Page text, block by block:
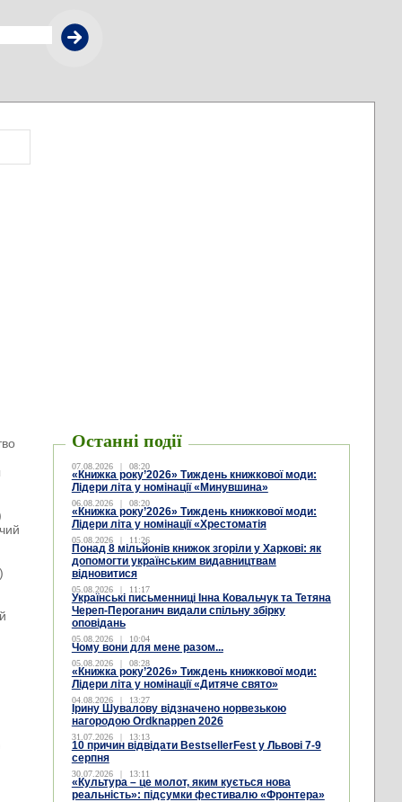
)
Останні події
07.08.2026 | 08:20
«Книжка року’2026» Тиждень книжкової моди:
Лідери літа у номінації «Минувшина»
06.08.2026 | 08:20
«Книжка року’2026» Тиждень книжкової моди:
Лідери літа у номінації «Хрестоматія
05.08.2026 | 11:26
Понад 8 мільйонів книжок згоріли у Харкові: як
допомогти українським видавництвам
відновитися
05.08.2026 | 11:17
Українські письменниці Інна Ковальчук та Тетяна
Череп-Пероганич видали спільну збірку
оповідань
05.08.2026 | 10:04
Чому вони для мене разом...
05.08.2026 | 08:28
«Книжка року’2026» Тиждень книжкової моди:
Лідери літа у номінації «Дитяче свято»
04.08.2026 | 13:27
Ірину Шувалову відзначено норвезькою
нагородою Ordknappen 2026
31.07.2026 | 13:13
10 причин відвідати BestsellerFest у Львові 7-9
серпня
30.07.2026 | 13:11
«Культура – це молот, яким кується нова
реальність»: підсумки фестивалю «Фронтера»